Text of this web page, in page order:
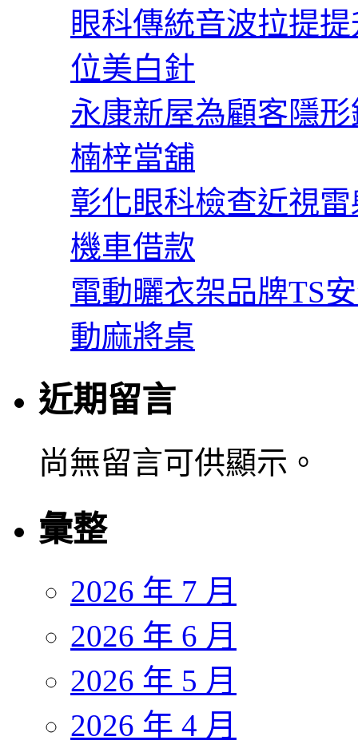
眼科傳統音波拉提
位美白針
永康新屋為顧客隱
楠梓當舖
彰化眼科檢查近視
機車借款
電動曬衣架品牌TS
動麻將桌
近期留言
尚無留言可供顯示。
彙整
2026 年 7 月
2026 年 6 月
2026 年 5 月
2026 年 4 月